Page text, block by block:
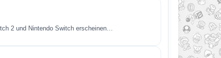
2 und Nintendo Switch erscheinen…